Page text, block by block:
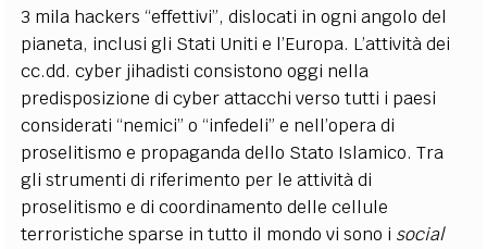
3 mila hackers “effettivi”, dislocati in ogni angolo del
pianeta, inclusi gli Stati Uniti e l’Europa. L’attività dei
cc.dd. cyber jihadisti consistono oggi nella
predisposizione di cyber attacchi verso tutti i paesi
considerati “nemici” o “infedeli” e nell’opera di
proselitismo e propaganda dello Stato Islamico. Tra
gli strumenti di riferimento per le attività di
proselitismo e di coordinamento delle cellule
terroristiche sparse in tutto il mondo vi sono i social